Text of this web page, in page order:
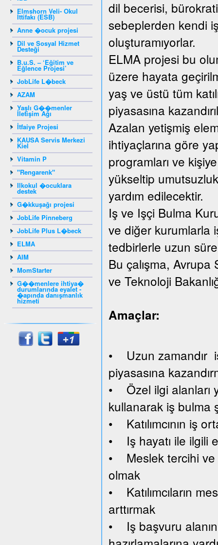
Elmshorn Veli- Okul
İttifakı (ESB)
Anne �ocuk projesi
Dil ve Sosyal Hizmet
Desteği
B.u.S. – ‘Eğitim ve
Eğlence Projesi’
JobLife L�beck
AZAM
Yaşlı G��menler
İletişim Ağı
İtfaiye Projesi
KAUSA Servis Merkezi
Kiel
Vitamin P
"Rengarenk"
Ilkokul �ocuklara
destek
G�kkuşağı projesi
JobLife Pinneberg
JobLife Plus L�beck
ELMA
AIM
MomStarter
G��menlere ihtiya�
durumlarında eyalet -
�apında danışmanlık
hizmeti
dil becerisi,
sebeplerden kendi
oluşturamıyorlar.
ELMA projesi bu
üzere hayata
yaş ve üstü tüm
piyasasına
Azalan yetişmiş
ihtiyaçlarına göre
programları ve
yükseltip
yardım edilecektir.
Iş ve Işçi Bulma
ve diğer kurumlarla
tedbirlerle uzun
Bu çalışma, Avrupa
ve Teknoloji
Amaçlar:
• Uzun zamandır
piyasasına
• Özel ilgi alanları
kullanarak iş bulma
• Katılımcının iş
• Iş hayatı ile ilgili
• Meslek tercihi ve
olmak
• Katılımcıların
arttırmak
• Iş başvuru